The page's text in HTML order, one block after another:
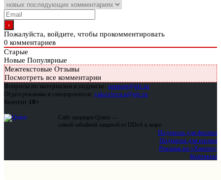
Пожалуйста, войдите, чтобы прокомментировать
0 комментариев
Старые
Новые Популярные
Межтекстовые Отзывы
Посмотреть все комментарии
Вопросы по материалам и подписке: support@glc.ru
Отдел рекламы и спецпроектов: yakovleva.a@glc.ru
Контент 18+
Сайт защищен Qrator —
самой забойной защитой от DDoS в мире
Подписка для физлиц
Подписка для юрлиц
Реклама на «Хакере»
Контакты